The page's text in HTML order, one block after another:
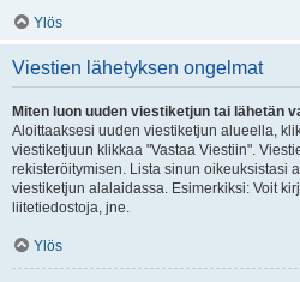
Ylös
Viestien lähetyksen ongelmat
Miten luon uuden viestiketjun tai lähetän
Aloittaaksesi uuden viestiketjun alueella,
viestiketjuun klikkaa "Vastaa Viestiin".
rekisteröitymisen. Lista sinun oikeuksistasi
viestiketjun alalaidassa. Esimerkiksi: Voit
liitetiedostoja, jne.
Ylös